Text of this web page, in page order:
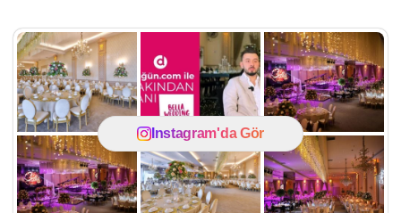
Instagram'da Gör